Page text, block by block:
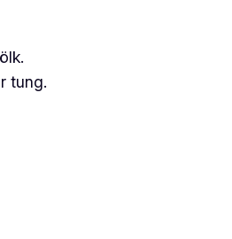
tung.